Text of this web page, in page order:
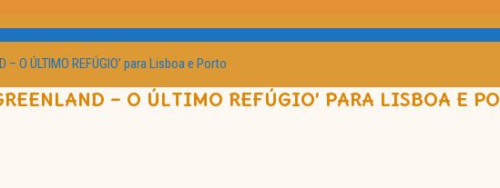
O ÚLTIMO REFÚGIO’ para Lisboa e Porto
– O ÚLTIMO REFÚGIO’ PARA LISBOA E